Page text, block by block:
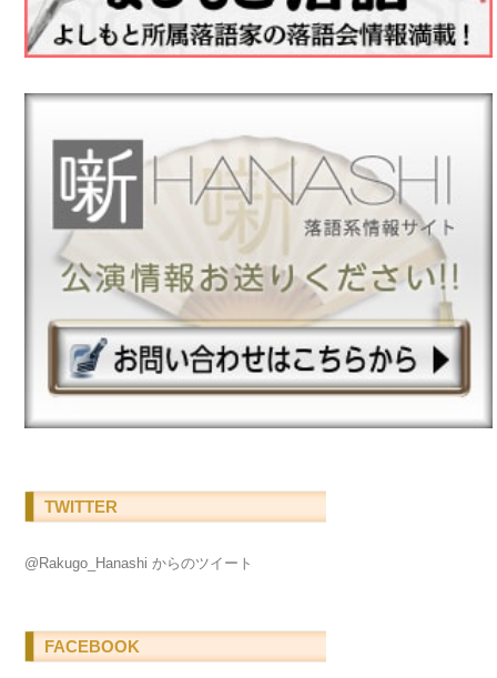
TWITTER
@Rakugo_Hanashi からのツイート
FACEBOOK